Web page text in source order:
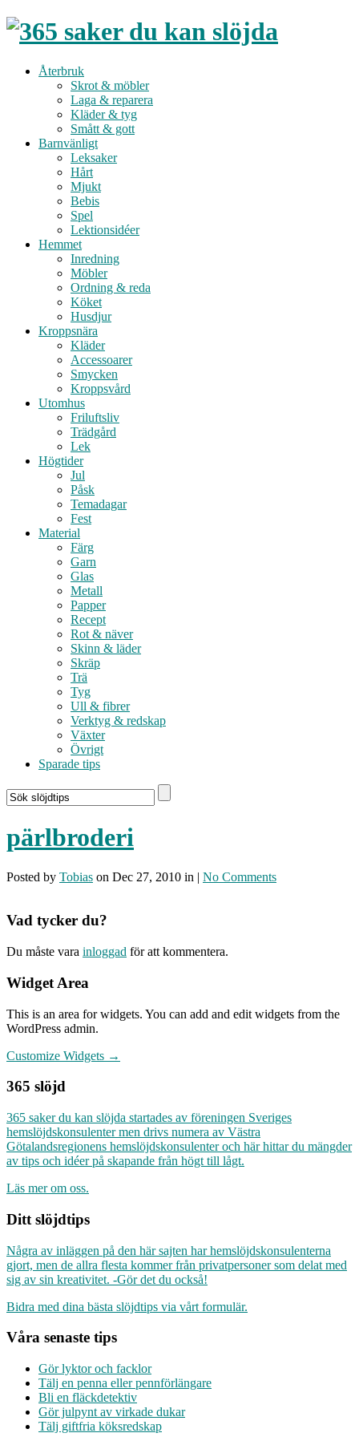
Återbruk
Skrot & möbler
Laga & reparera
Kläder & tyg
Smått & gott
Barnvänligt
Leksaker
Hårt
Mjukt
Bebis
Spel
Lektionsidéer
Hemmet
Inredning
Möbler
Ordning & reda
Köket
Husdjur
Kroppsnära
Kläder
Accessoarer
Smycken
Kroppsvård
Utomhus
Friluftsliv
Trädgård
Lek
Högtider
Jul
Påsk
Temadagar
Fest
Material
Färg
Garn
Glas
Metall
Papper
Recept
Rot & näver
Skinn & läder
Skräp
Trä
Tyg
Ull & fibrer
Verktyg & redskap
Växter
Övrigt
Sparade tips
pärlbroderi
Posted by Tobias on Dec 27, 2010 in | No Comments
Vad tycker du?
Du måste vara inloggad för att kommentera.
Widget Area
This is an area for widgets. You can add and edit widgets from the
WordPress admin.
Customize Widgets →
365 slöjd
365 saker du kan slöjda startades av föreningen Sveriges
hemslöjdskonsulenter men drivs numera av Västra
Götalandsregionens hemslöjdskonsulenter och här hittar du mängder
av tips och idéer på skapande från högt till lågt.
Läs mer om oss.
Ditt slöjdtips
Några av inläggen på den här sajten har hemslöjdskonsulenterna
gjort, men de allra flesta kommer från privatpersoner som delat med
sig av sin kreativitet. -Gör det du också!
Bidra med dina bästa slöjdtips via vårt formulär.
Våra senaste tips
Gör lyktor och facklor
Tälj en penna eller pennförlängare
Bli en fläckdetektiv
Gör julpynt av virkade dukar
Tälj giftfria köksredskap